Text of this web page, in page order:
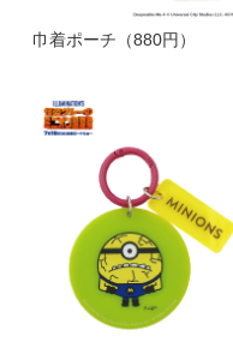
巾着ポーチ（880円）